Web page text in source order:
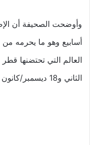
وأوضحت الصحيفة أن
أسابيع وهو ما يحرمه
الثاني و18 ديسمبر/كانون الأول.